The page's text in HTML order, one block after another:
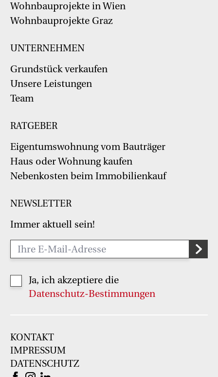
Wohnbauprojekte in Wien
Wohnbauprojekte Graz
UNTERNEHMEN
Grundstück verkaufen
Unsere Leistungen
Team
RATGEBER
Eigentumswohnung vom Bauträger
Haus oder Wohnung kaufen
Nebenkosten beim Immobilienkauf
NEWSLETTER
Immer aktuell sein!
Ja, ich akzeptiere die
Datenschutz-Bestimmungen
KONTAKT
IMPRESSUM
DATENSCHUTZ